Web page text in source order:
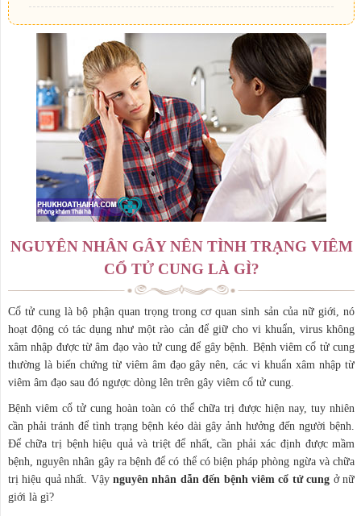
NGUYÊN NHÂN GÂY NÊN TÌNH TRẠNG VIÊM
CỔ TỬ CUNG LÀ GÌ?
Cổ tử cung là bộ phận quan trọng trong cơ quan sinh sản của nữ giới, nó
hoạt động có tác dụng như một rào cản để giữ cho vi khuẩn, virus không
xâm nhập được từ âm đạo vào tử cung để gây bệnh. Bệnh viêm cổ tử cung
thường là biến chứng từ viêm âm đạo gây nên, các vi khuẩn xâm nhập từ
viêm âm đạo sau đó ngược dòng lên trên gây viêm cổ tử cung.
Bệnh viêm cổ tử cung hoàn toàn có thể chữa trị được hiện nay, tuy nhiên
cần phải tránh để tình trạng bệnh kéo dài gây ảnh hưởng đến người bệnh.
Để chữa trị bệnh hiệu quả và triệt để nhất, cần phải xác định được mầm
bệnh, nguyên nhân gây ra bệnh để có thể có biện pháp phòng ngừa và chữa
trị hiệu quả nhất. Vậy nguyên nhân dẫn đến bệnh viêm cổ tử cung ở nữ
giới là gì?